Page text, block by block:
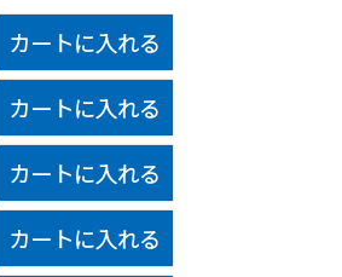
カートに入れる
カートに入れる
カートに入れる
カートに入れる